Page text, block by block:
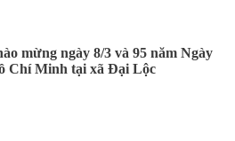
mừng ngày 8/3 và 95 năm Ngày
Chí Minh tại xã Đại Lộc